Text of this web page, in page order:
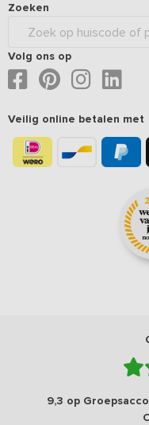
Zoeken
Volg ons op
Veilig online betalen met
9,3 op